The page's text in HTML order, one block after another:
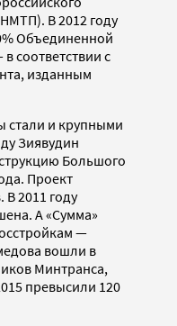
В 2012 году
Объединенной
соответствии с
изданным
стали и крупными
Зиявудин
Большого
Проект
2011 году
А «Сумма»
—
вошли в
Минтранса,
превысили 120